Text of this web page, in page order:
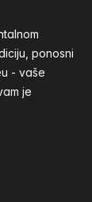
ponosni
- vaše
je